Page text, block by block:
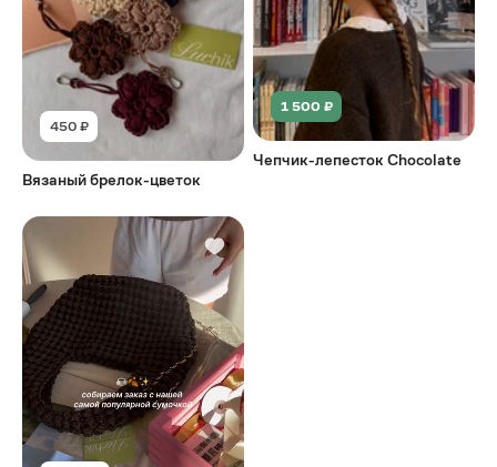
450 ₽
Вязаный брелок-цветок
1 500 ₽
Чепчик-лепесток Chocolate